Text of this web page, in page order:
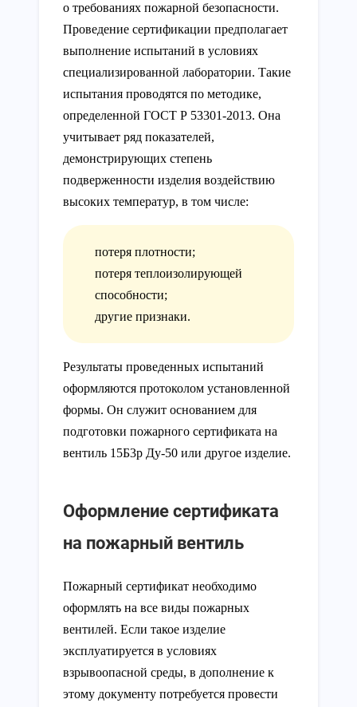
о требованиях пожарной безопасности.
Проведение сертификации предполагает
выполнение испытаний в условиях
специализированной лаборатории. Такие
испытания проводятся по методике,
определенной ГОСТ Р 53301-2013. Она
учитывает ряд показателей,
демонстрирующих степень
подверженности изделия воздействию
высоких температур, в том числе:
потеря плотности;
потеря теплоизолирующей
способности;
другие признаки.
Результаты проведенных испытаний
оформляются протоколом установленной
формы. Он служит основанием для
подготовки пожарного сертификата на
вентиль 15Б3р Ду-50 или другое изделие.
Оформление сертификата
на пожарный вентиль
Пожарный сертификат необходимо
оформлять на все виды пожарных
вентилей. Если такое изделие
эксплуатируется в условиях
взрывоопасной среды, в дополнение к
этому документу потребуется провести